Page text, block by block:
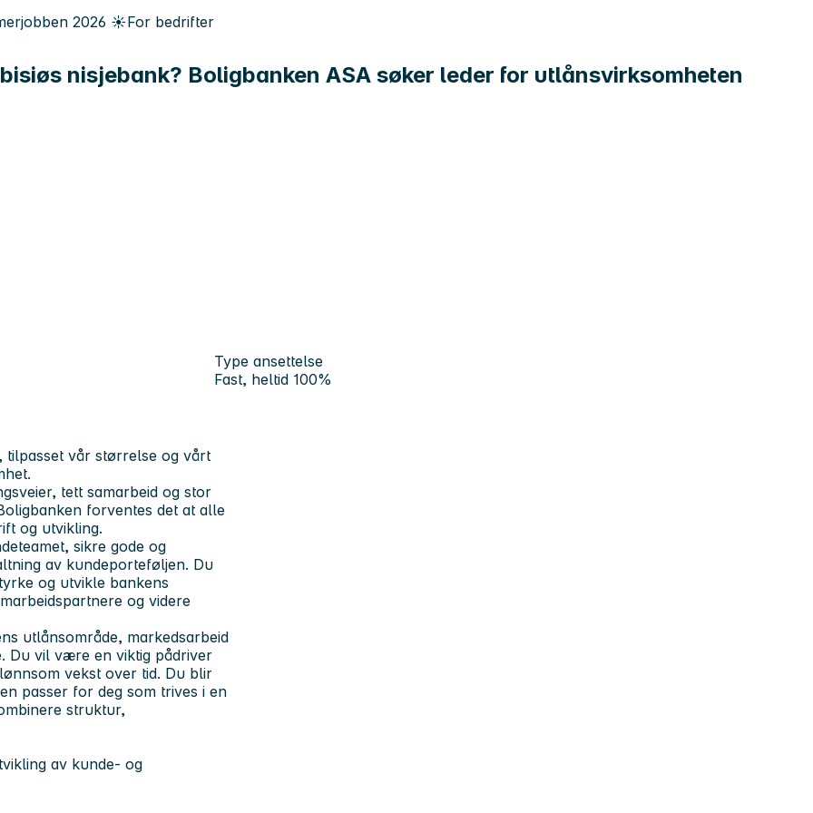
2026 ☀️For bedrifter
nisjebank? Boligbanken ASA søker leder for utlånsvirksomheten
Type ansettelse
Fast, heltid 100%
tilpasset vår størrelse og vårt
tett samarbeid og stor
forventes det at alle
og utvikling.
sikre gode og
av kundeporteføljen. Du
og utvikle bankens
og videre
utlånsområde, markedsarbeid
Du vil være en viktig pådriver
vekst over tid. Du blir
passer for deg som trives i en
struktur,
av kunde- og